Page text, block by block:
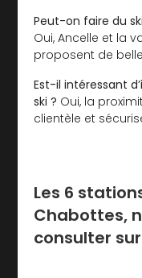
Peut-on faire du
Oui, Ancelle et la
proposent de
Est-il intéressant
ski ? Oui, la
clientèle et
Les 6
Chabottes,
consulter sur